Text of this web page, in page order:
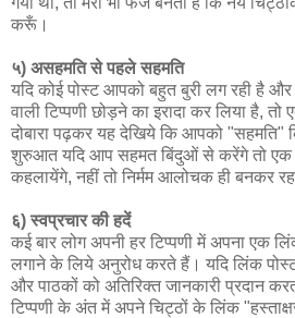
करूँ।
५) असहमति से पहले सहमति
यदि कोई पोस्ट आपको बहुत बुरी लग रही है
वाली टिप्पणी छोड़ने का इरादा कर लिया है,
दोबारा पढ़कर यह देखिये कि आपको "सहमति"
शुरुआत यदि आप सहमत बिंदुओं से करेंगे तो एक
कहलायेंगे, नहीं तो निर्मम आलोचक ही बनकर
६) स्वप्रचार की हदें
कई बार लोग अपनी हर टिप्पणी में अपना एक
लगाने के लिये अनुरोध करते हैं। यदि लिंक
और पाठकों को अतिरिक्त जानकारी प्रदान
टिप्पणी के अंत में अपने चिट्ठों के लिंक